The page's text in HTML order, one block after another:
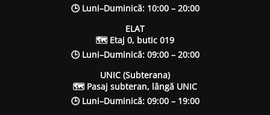
🕒 Luni–Duminică: 10:00 – 20:00
ELAT
🗺 Etaj 0, butic 019
🕒 Luni–Duminică: 09:00 – 20:00
UNIC (Subterana)
🗺 Pasaj subteran, lângă UNIC
🕒 Luni–Duminică: 09:00 – 19:00